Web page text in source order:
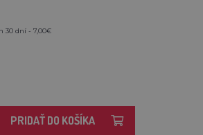
30 dní - 7,00€
PRIDAŤ DO KOŠÍKA